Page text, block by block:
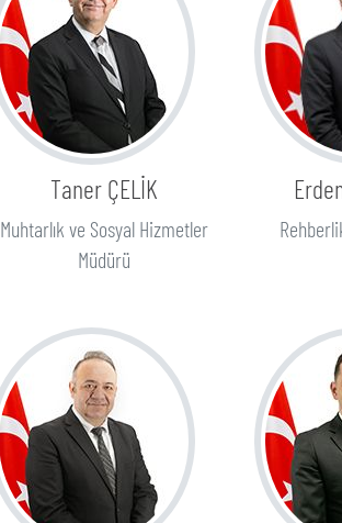
Taner ÇELİK
Muhtarlık ve Sosyal Hizmetler
Müdürü